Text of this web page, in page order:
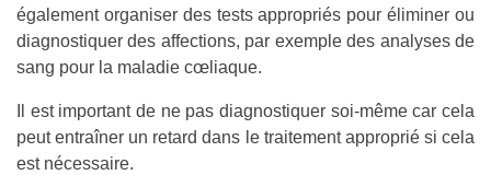
également organiser des tests appropriés pour éliminer ou
diagnostiquer des affections, par exemple des analyses de
sang pour la maladie cœliaque.
Il est important de ne pas diagnostiquer soi-même car cela
peut entraîner un retard dans le traitement approprié si cela
est nécessaire.